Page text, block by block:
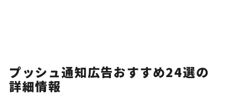
CORE PUSH
国内最速の配信実績を誇り、
測定・分析機能も豊富
プッシュ通知広告おすすめ24選の
詳細情報